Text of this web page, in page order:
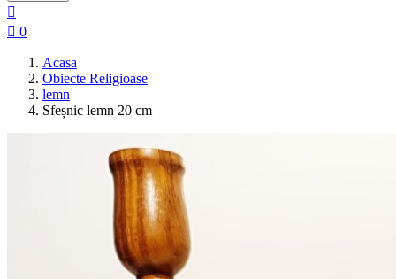

 0
Acasa
Obiecte Religioase
lemn
Sfeșnic lemn 20 cm